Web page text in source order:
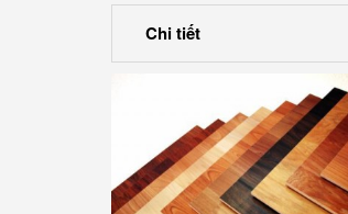
Chi tiết